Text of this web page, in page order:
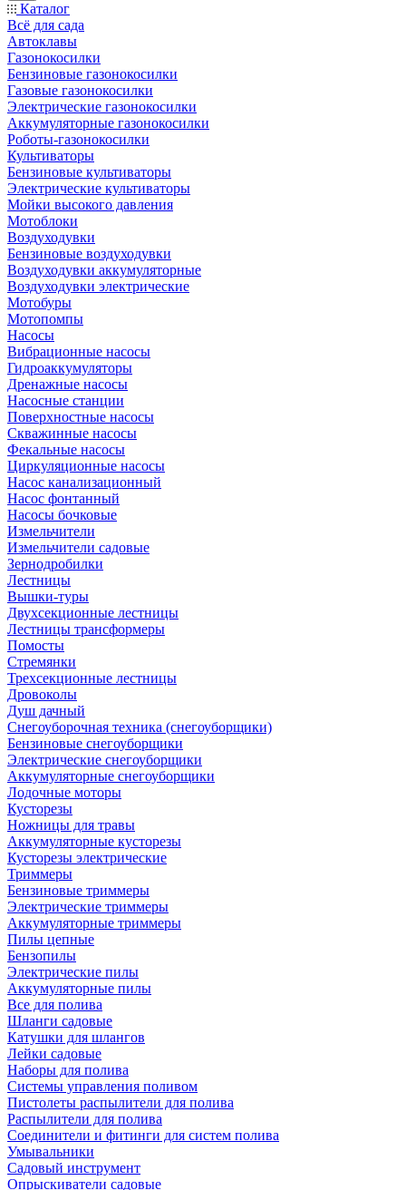
Каталог
Всё для сада
Автоклавы
Газонокосилки
Бензиновые газонокосилки
Газовые газонокосилки
Электрические газонокосилки
Аккумуляторные газонокосилки
Роботы-газонокосилки
Культиваторы
Бензиновые культиваторы
Электрические культиваторы
Мойки высокого давления
Мотоблоки
Воздуходувки
Бензиновые воздуходувки
Воздуходувки аккумуляторные
Воздуходувки электрические
Мотобуры
Мотопомпы
Насосы
Вибрационные насосы
Гидроаккумуляторы
Дренажные насосы
Насосные станции
Поверхностные насосы
Скважинные насосы
Фекальные насосы
Циркуляционные насосы
Насос канализационный
Насос фонтанный
Насосы бочковые
Измельчители
Измельчители садовые
Зернодробилки
Лестницы
Вышки-туры
Двухсекционные лестницы
Лестницы трансформеры
Помосты
Стремянки
Трехсекционные лестницы
Дровоколы
Душ дачный
Снегоуборочная техника (снегоуборщики)
Бензиновые снегоуборщики
Электрические снегоуборщики
Аккумуляторные снегоуборщики
Лодочные моторы
Кусторезы
Ножницы для травы
Аккумуляторные кусторезы
Кусторезы электрические
Триммеры
Бензиновые триммеры
Электрические триммеры
Аккумуляторные триммеры
Пилы цепные
Бензопилы
Электрические пилы
Аккумуляторные пилы
Все для полива
Шланги садовые
Катушки для шлангов
Лейки садовые
Наборы для полива
Системы управления поливом
Пистолеты распылители для полива
Распылители для полива
Соединители и фитинги для систем полива
Умывальники
Садовый инструмент
Опрыскиватели садовые